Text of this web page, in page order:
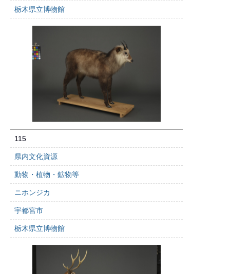
栃木県立博物館
115
県内文化資源
動物・植物・鉱物等
ニホンジカ
宇都宮市
栃木県立博物館